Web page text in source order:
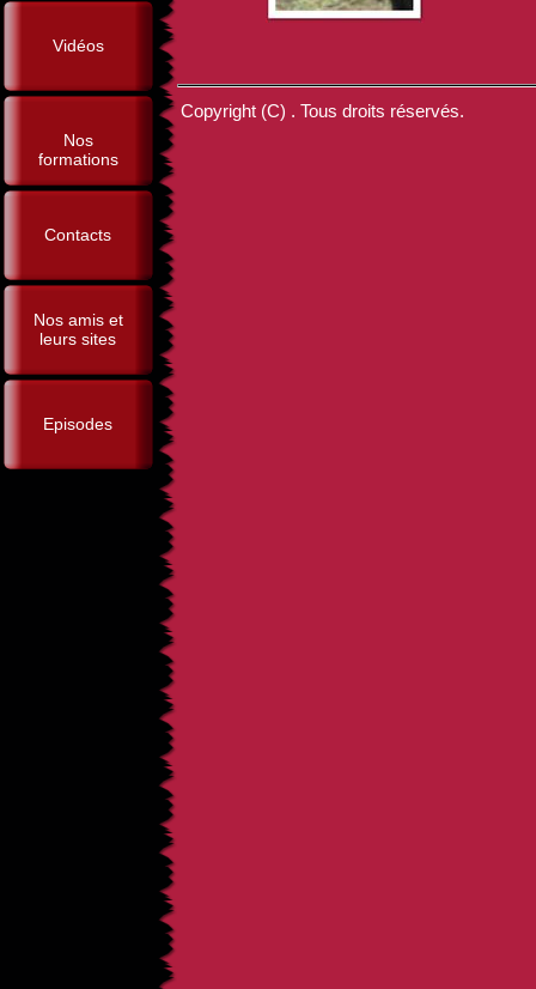
Vidéos
Nos
formations
Contacts
Nos amis et
leurs sites
Episodes
Copyright (C) . Tous droits réservés.